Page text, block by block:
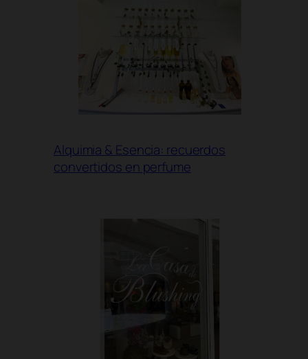
Alquimia & Esencia: recuerdos
convertidos en perfume